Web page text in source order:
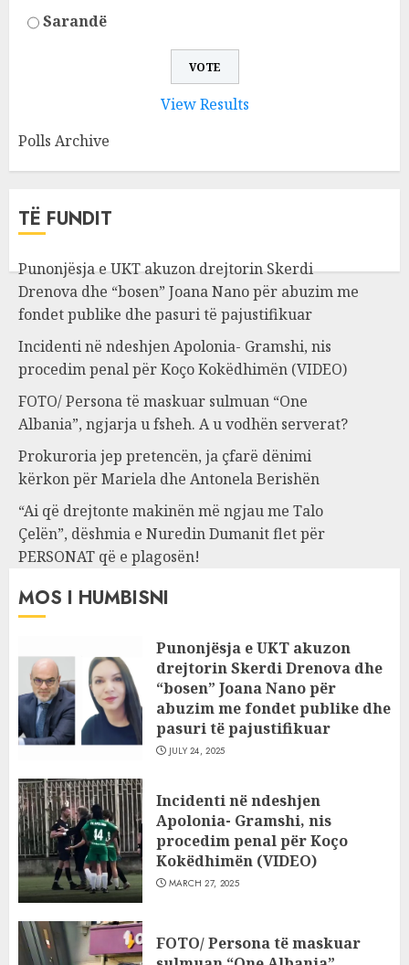
Sarandë
View Results
Polls Archive
TË FUNDIT
Punonjësja e UKT akuzon drejtorin Skerdi
Drenova dhe “bosen” Joana Nano për abuzim me
fondet publike dhe pasuri të pajustifikuar
Incidenti në ndeshjen Apolonia- Gramshi, nis
procedim penal për Koço Kokëdhimën (VIDEO)
FOTO/ Persona të maskuar sulmuan “One
Albania”, ngjarja u fsheh. A u vodhën serverat?
Prokuroria jep pretencën, ja çfarë dënimi
kërkon për Mariela dhe Antonela Berishën
“Ai që drejtonte makinën më ngjau me Talo
Çelën”, dëshmia e Nuredin Dumanit flet për
PERSONAT që e plagosën!
MOS I HUMBISNI
Punonjësja e UKT akuzon
drejtorin Skerdi Drenova dhe
“bosen” Joana Nano për
abuzim me fondet publike dhe
pasuri të pajustifikuar
JULY 24, 2025
Incidenti në ndeshjen
Apolonia- Gramshi, nis
procedim penal për Koço
Kokëdhimën (VIDEO)
MARCH 27, 2025
FOTO/ Persona të maskuar